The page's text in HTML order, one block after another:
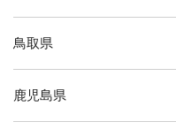
鳥取県
鹿児島県